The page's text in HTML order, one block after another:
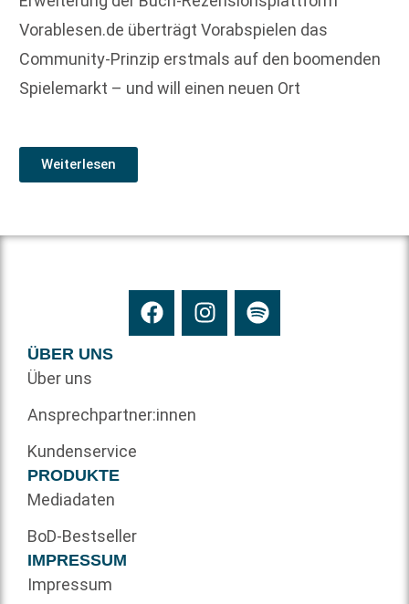
Vorablesen.de überträgt Vorabspielen das
Community-Prinzip erstmals auf den boomenden
Spielemarkt – und will einen neuen Ort
Weiterlesen
ÜBER UNS
Über uns
Ansprechpartner:innen
Kundenservice
PRODUKTE
Mediadaten
BoD-Bestseller
IMPRESSUM
Impressum